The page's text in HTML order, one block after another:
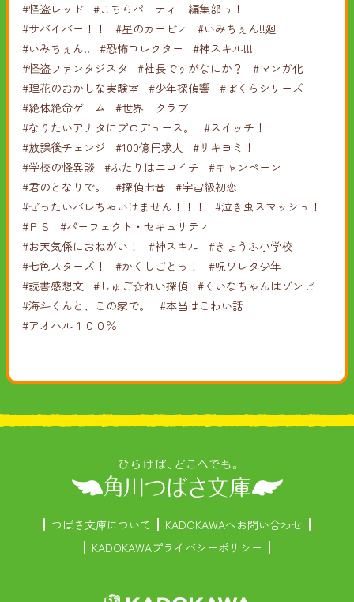
#怪盗レッド #こちらパーティー編集部っ！
#サバイバー！！
#星のカービィ
#いみちぇん!!廻
#いみちぇん!!
#恐怖コレクター
#神スキル!!!
#怪盗ファンタジスタ
#社長ですがなにか？
#マンガ化
#理花のおかしな実験室 #少年探偵響
#ぼくらシリーズ
#絶体絶命ゲーム
#世界一クラブ
#なりたいアナタにプロデュース。
#スイッチ！
#放課後チェンジ
#100億円求人
#サキヨミ！
#学校の怪異談 #ふたりはニコイチ
#キャンペーン
#君のとなりで。
#探偵七音
#宇宙級初恋
#ぜったいバレちゃいけません！！！
#泣き虫スマッシュ！
#ＰＳ
#パーフェクト・セキュリティ
#お天気係におねがい！
#神スキル #きょうふ小学校
#七色スターズ！
#かくしごとっ！
#呪ワレタ少年
#読書感想文
#しゅご☆れい探偵 #くいなちゃんはゾンビ
#海斗くんと、この家で。
#本当はこわい話
#アオハル１００％
つばさ文庫について
KADOKAWAへお問い合わせ
KADOKAWAプライバシーポリシー